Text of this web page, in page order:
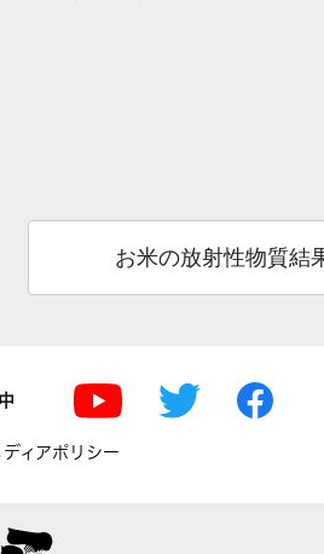
お米の放射性物質結
ィアポリシー